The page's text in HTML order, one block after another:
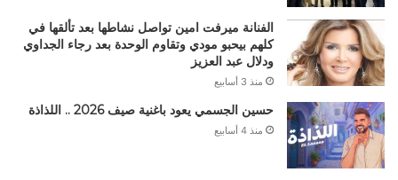
الفنانة ميرفت امين تواصل نشاطها بعد تألقها في
كلهم بيحبو مودي وتقاوم الوحدة بعد رجاء الجداوي
ودلال عبد العزيز
منذ 3 أسابيع
حسين الجسمي يعود باغنية صيف 2026 .. اللذاذة
منذ 4 أسابيع